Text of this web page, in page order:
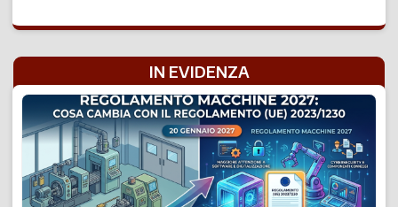
IN EVIDENZA